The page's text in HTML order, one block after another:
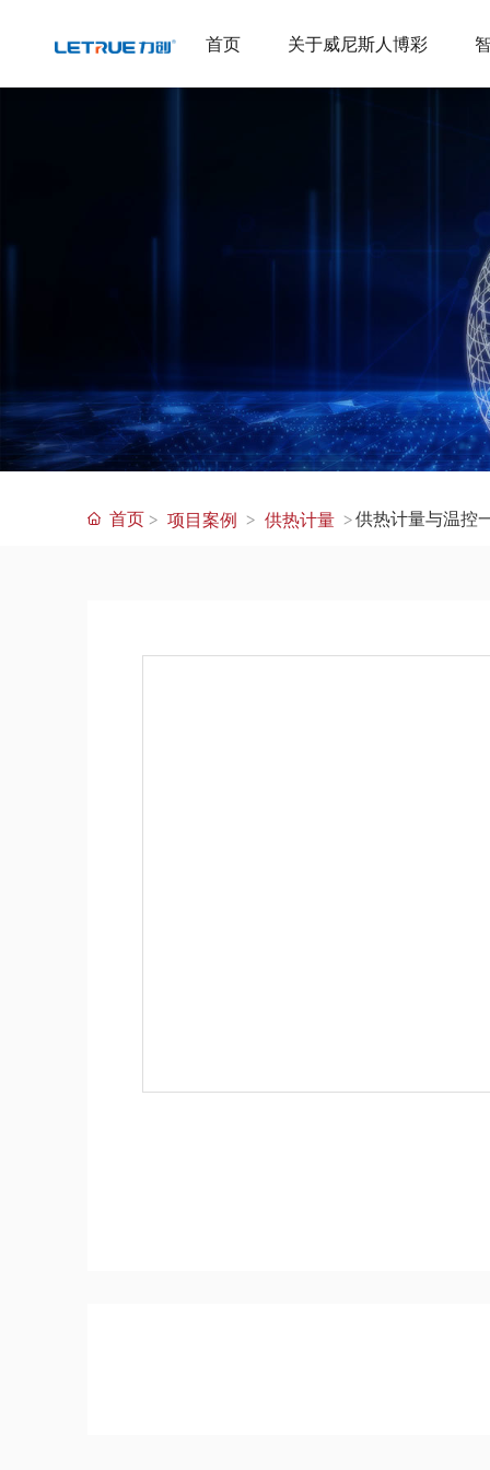
威尼斯人博彩
首页 关于威尼斯人博彩
首页 项目案例 供热计量 供热计量与温控